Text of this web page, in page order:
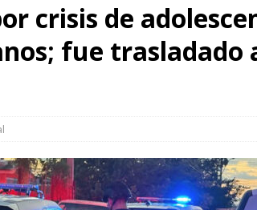
2026 ] Todo listo: hoy inaugura Marco Bonilla el
Aérea
CHIHUAHUA
crisis de
fue trasladado